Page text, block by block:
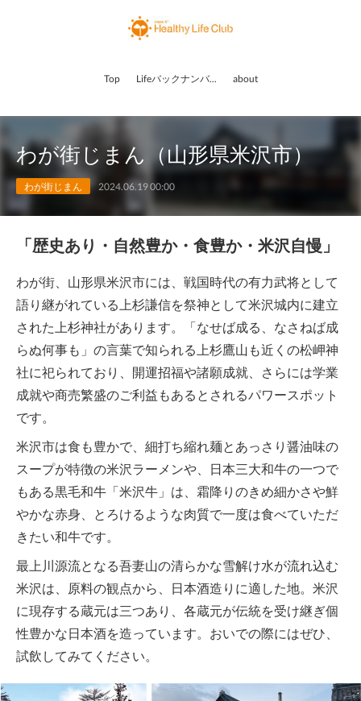
Top Lifeバックナンバー about
わが街じまん（山形県米沢市）
わが街じまん 2024.06.19 00:00
「歴史あり・自然豊か・食豊か・米沢自慢」
わが街、山形県米沢市には、戦国時代の有力武将として
語り継がれている上杉謙信を祭神として米沢城内に建立
された上杉神社があります。「なせば成る、なさねば成
らぬ何事も」の言葉で知られる上杉鷹山も近くの松岬神
社に祀られており、開運招福や諸願成就、さらには学業
成就や商売繁盛のご利益もあるとされるパワースポット
です。
米沢市は食も豊かで、細打ち縮れ麺とあっさり醤油味の
スープが特徴の米沢ラーメンや、日本三大和牛の一つで
もある黒毛和牛「米沢牛」は、霜降りのきめ細かさや鮮
やかな赤身、とろけるような肉質で一度は食べていただ
きたい和牛です。
最上川源流となる吾妻山の清らかな雪解け水が流れ込む
米沢は、原料の観点から、日本酒造りに適した地。米沢
に現存する蔵元は三つあり、各蔵元が伝統を受け継ぎ個
性豊かな日本酒を造っています。おいでの際にはぜひ、
試飲してみてください。